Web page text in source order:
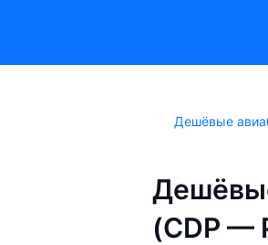
Дешёвые
(CDP —